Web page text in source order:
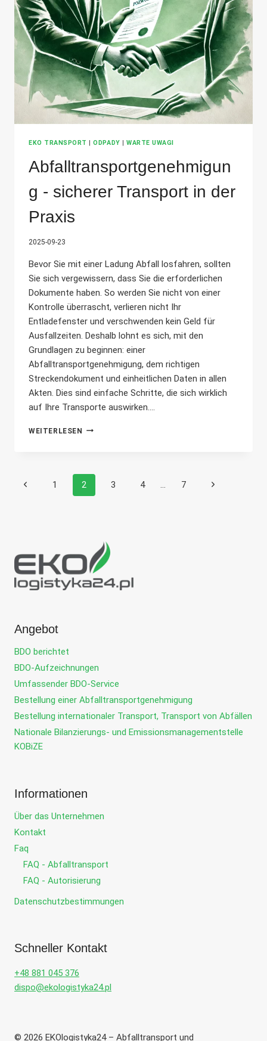
EKO TRANSPORT |ODPADY |WARTE UWAGI
Abfalltransportgenehmigun
g - sicherer Transport in der
Praxis
2025-09-23
Bevor Sie mit einer Ladung Abfall losfahren, sollten
Sie sich vergewissern, dass Sie die erforderlichen
Dokumente haben. So werden Sie nicht von einer
Kontrolle überrascht, verlieren nicht Ihr
Entladefenster und verschwenden kein Geld für
Ausfallzeiten. Deshalb lohnt es sich, mit den
Grundlagen zu beginnen: einer
Abfalltransportgenehmigung, dem richtigen
Streckendokument und einheitlichen Daten in allen
Akten. Dies sind einfache Schritte, die sich wirklich
auf Ihre Transporte auswirken....
WEITERLESEN ABFALLTRANSPORTGENEHMIGUNG
IN
DER
PRAXIS
Seitennavigation
Vorherige1 2 3 4 ... 7
Nächste
Angebot
BDO berichtet
BDO-Aufzeichnungen
Umfassender BDO-Service
Bestellung einer Abfalltransportgenehmigung
Bestellung internationaler Transport, Transport von Abfällen
Nationale Bilanzierungs- und Emissionsmanagementstelle
KOBiZE
Informationen
Über das Unternehmen
Kontakt
Faq
FAQ - Abfalltransport
FAQ - Autorisierung
Datenschutzbestimmungen
Schneller Kontakt
+48 881 045 376
dispo@ekologistyka24.pl
© 2026 EKOlogistyka24 – Abfalltransport und